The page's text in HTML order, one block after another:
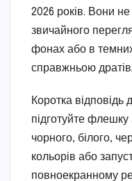
2026 років. Вони
звичайного
фонах або в
справжньою
Коротка відповідь
підготуйте
чорного, білого,
кольорів або
повноекранному